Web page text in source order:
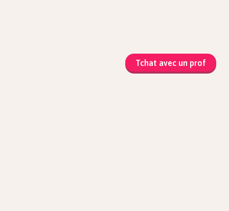
Tchat avec un prof